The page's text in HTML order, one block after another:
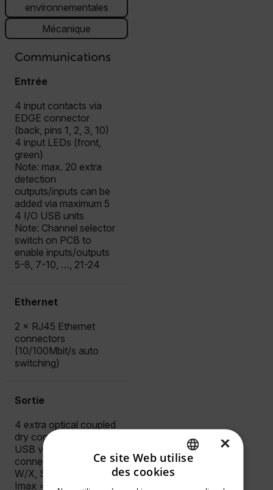
environnementales
Mécanique
Communications
Entrée
4 input contacts via
EDGE connector
(back, pins 1, 2, 3, 10)
4 input LEDs (front,
green)
Note: max. 20 extra
detection
outputs/inputs can be
added via maximum 5
4 I/O USB units
Note: Channel selector
switch on PCB to
enable inputs/outputs
5-8, 7-10, …, 21-24
Ethernet
2 × RJ45 Ethernet
connectors
(10/100Mbit/s auto
switching)
Sortie
4 extra optical coupled
dry contacts per 4 I/O
USB via EDGE
connector (back, F/H,
W/X, S/T, Y/Z)
Imax = 50mA, Umax =
×
Ce site Web utilise
des cookies